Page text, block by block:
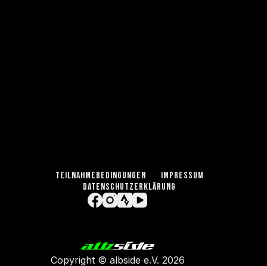
TEILNAHMEBEDINGUNGEN
IMPRESSUM
DATENSCHUTZERKLÄRUNG
Copyright © albside e.V. 2026